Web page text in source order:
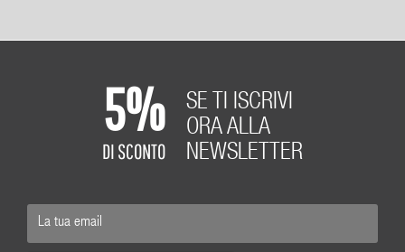
5%
DI SCONTO
SE TI ISCRIVI
ORA ALLA
NEWSLETTER